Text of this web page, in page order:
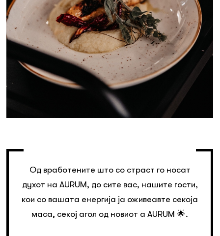
Од вработените што со страст го носат
духот на AURUM, до сите вас, нашите гости,
кои со вашата енергија ја оживеавте секоја
маса, секој агол од новиот a AURUM 🌟.